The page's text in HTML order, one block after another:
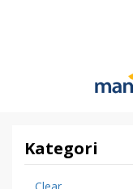
Kategori